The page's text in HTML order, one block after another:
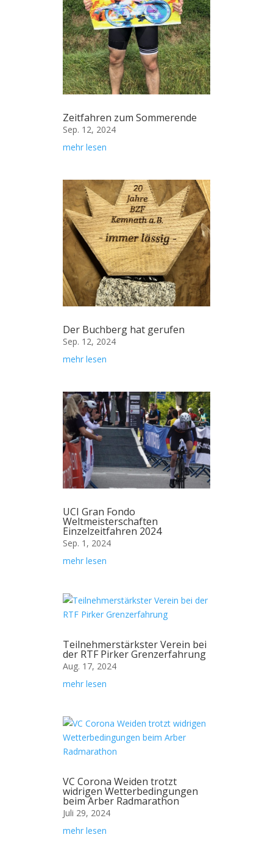
Zeitfahren zum Sommerende
Sep. 12, 2024
mehr lesen
Der Buchberg hat gerufen
Sep. 12, 2024
mehr lesen
UCI Gran Fondo
Weltmeisterschaften
Einzelzeitfahren 2024
Sep. 1, 2024
mehr lesen
Teilnehmerstärkster Verein bei
der RTF Pirker Grenzerfahrung
Aug. 17, 2024
mehr lesen
VC Corona Weiden trotzt
widrigen Wetterbedingungen
beim Arber Radmarathon
Juli 29, 2024
mehr lesen